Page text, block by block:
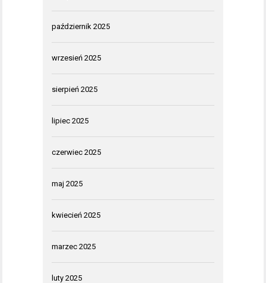
październik 2025
wrzesień 2025
sierpień 2025
lipiec 2025
czerwiec 2025
maj 2025
kwiecień 2025
marzec 2025
luty 2025